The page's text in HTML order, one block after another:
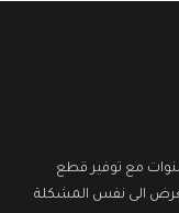
مع توفير قطع
الى نفس المشكلة